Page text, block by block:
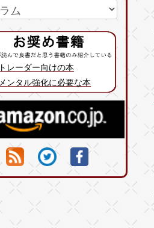
トレーダー向けの本
メンタル強化に必要な本